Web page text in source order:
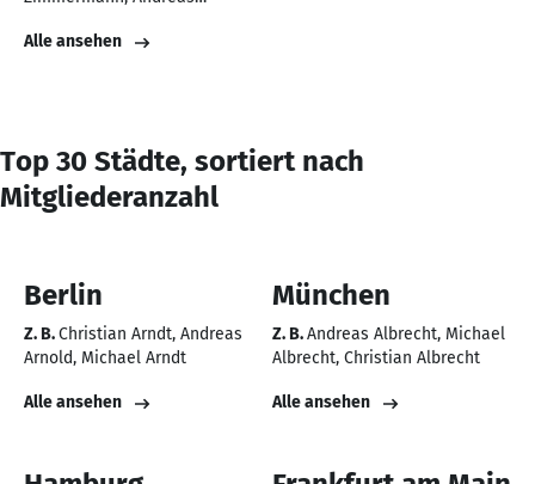
Alle ansehen
Top 30 Städte, sortiert nach
Mitgliederanzahl
Berlin
Z. B.Christian Arndt Andreas
Arnold Michael Arndt
Alle ansehen
München
Z. B.Andreas Albrecht Michael
Albrecht Christian Albrecht
Alle ansehen